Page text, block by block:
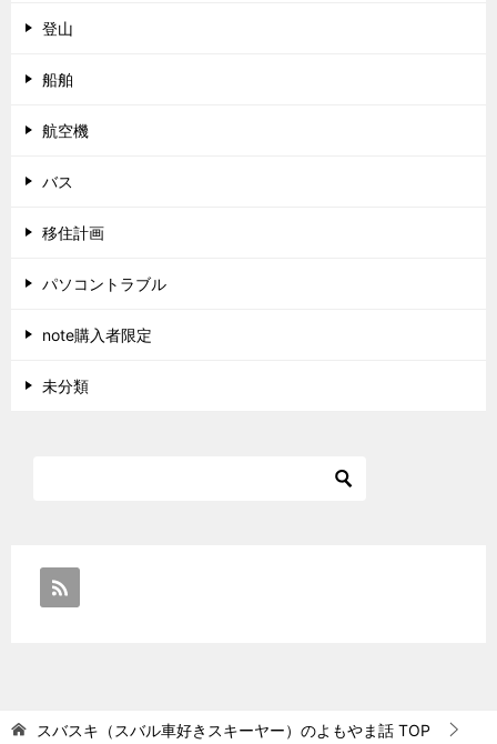
登山
船舶
航空機
バス
移住計画
パソコントラブル
note購入者限定
未分類
スバスキ（スバル車好きスキーヤー）のよもやま話 TOP